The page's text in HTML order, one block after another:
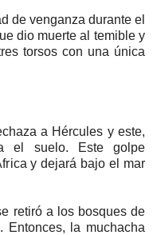
de venganza durante el
dio muerte al temible y
torsos con una única
a Hércules y este,
el suelo. Este golpe
y dejará bajo el mar
retiró a los bosques de
Entonces, la muchacha